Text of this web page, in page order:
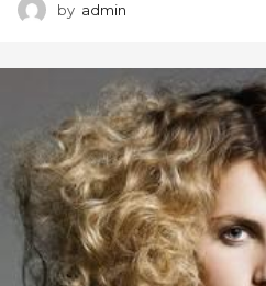
by admin